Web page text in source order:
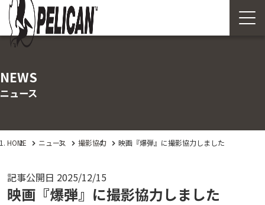
NEWS
ニュース
HOME ニュース 撮影協力 映画『爆弾』に撮影協力しました
記事公開日 2025/12/15
映画『爆弾』に撮影協力しました